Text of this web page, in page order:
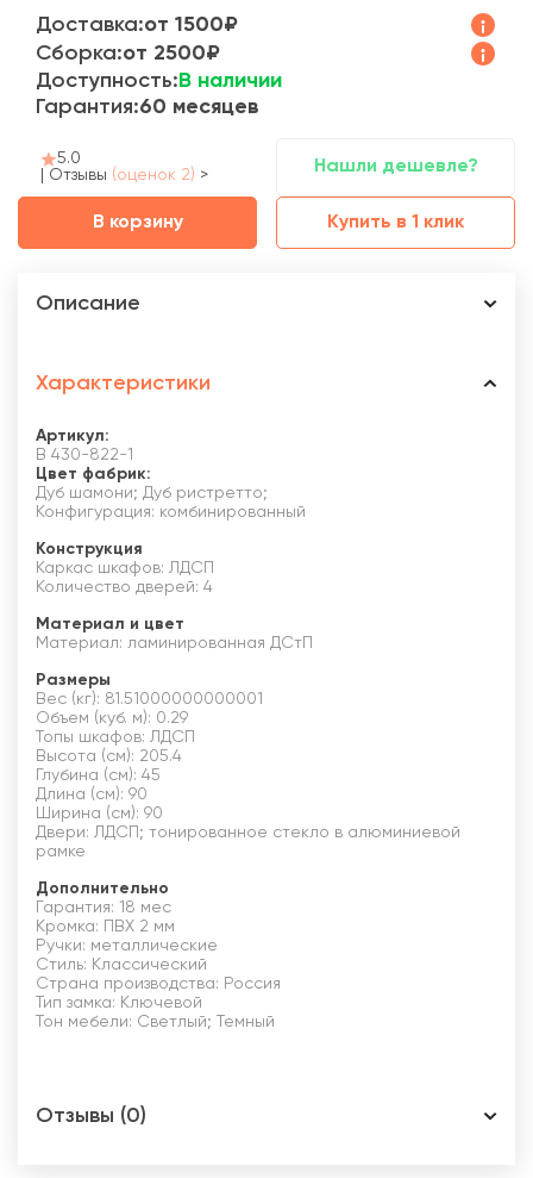
Доставка:от 1500₽
Сборка:от 2500₽
Доступность: В наличии
Гарантия:60 месяцев
5.0
Отзывы (оценок 2) > Нашли дешевле?
В корзину Купить в 1 клик
Описание
Характеристики
Артикул:
В 430-822-1
Цвет фабрик:
Дуб шамони; Дуб ристретто;
Конфигурация: комбинированный
Конструкция
Каркас шкафов: ЛДСП
Количество дверей: 4
Материал и цвет
Материал: ламинированная ДСтП
Размеры
Вес (кг): 81.51000000000001
Объем (куб. м): 0.29
Топы шкафов: ЛДСП
Высота (см): 205.4
Глубина (см): 45
Длина (см): 90
Ширина (см): 90
Двери: ЛДСП; тонированное стекло в алюминиевой
рамке
Дополнительно
Гарантия: 18 мес
Кромка: ПВХ 2 мм
Ручки: металлические
Стиль: Классический
Страна производства: Россия
Тип замка: Ключевой
Тон мебели: Светлый; Темный
Отзывы (0)